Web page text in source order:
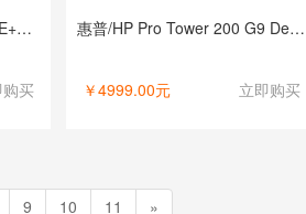
华为/Huawei PUBZ-W3891E+NSN-21BZ 酷睿 I3-10100/21.5/集成显卡/共享内存/无/1TB/Windows 11/8GB/台式计算机
买
惠普/HP Pro Tower 200 G9 Desktop PC-2A03500005A 酷睿 I5-12500/无/集成显卡/共享内存/256GB/无/银河麒麟 V10/16GB/台式计算机
￥4999.00元 立即购买
9 10 11 »